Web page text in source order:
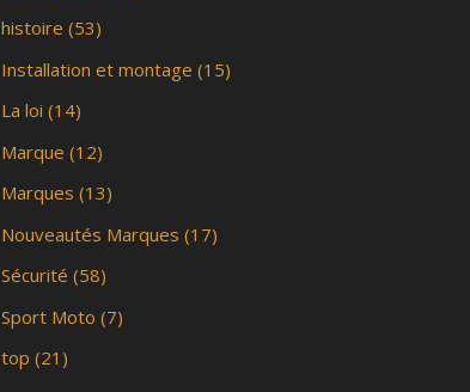
histoire (53)
Installation et montage (15)
La loi (14)
Marque (12)
Marques (13)
Nouveautés Marques (17)
Sécurité (58)
Sport Moto (7)
top (21)